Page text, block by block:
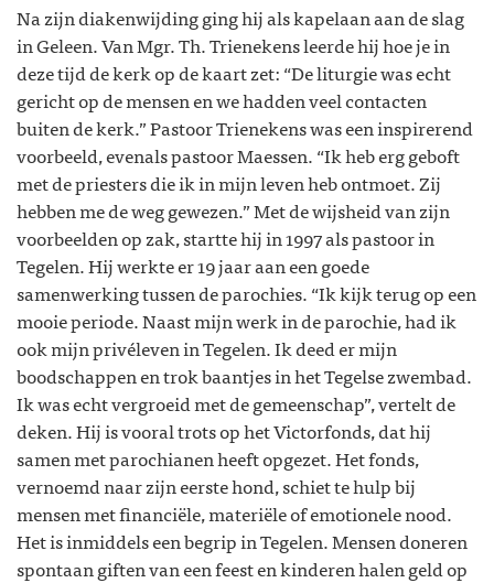
Na zijn diakenwijding ging hij als kapelaan aan de slag
in Geleen. Van Mgr. Th. Trienekens leerde hij hoe je in
deze tijd de kerk op de kaart zet: “De liturgie was echt
gericht op de mensen en we hadden veel contacten
buiten de kerk.” Pastoor Trienekens was een inspirerend
voorbeeld, evenals pastoor Maessen. “Ik heb erg geboft
met de priesters die ik in mijn leven heb ontmoet. Zij
hebben me de weg gewezen.” Met de wijsheid van zijn
voorbeelden op zak, startte hij in 1997 als pastoor in
Tegelen. Hij werkte er 19 jaar aan een goede
samenwerking tussen de parochies. “Ik kijk terug op een
mooie periode. Naast mijn werk in de parochie, had ik
ook mijn privéleven in Tegelen. Ik deed er mijn
boodschappen en trok baantjes in het Tegelse zwembad.
Ik was echt vergroeid met de gemeenschap”, vertelt de
deken. Hij is vooral trots op het Victorfonds, dat hij
samen met parochianen heeft opgezet. Het fonds,
vernoemd naar zijn eerste hond, schiet te hulp bij
mensen met financiële, materiële of emotionele nood.
Het is inmiddels een begrip in Tegelen. Mensen doneren
spontaan giften van een feest en kinderen halen geld op